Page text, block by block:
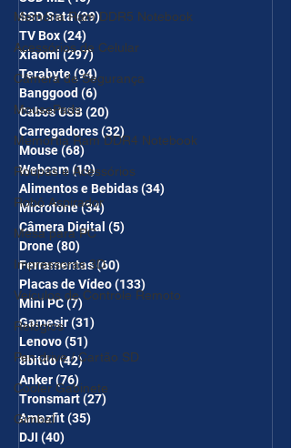
Memória Ram DDR5 Notebook
Acessórios de Celular
Câmera de Segurança
MousePads
Memórtia Ram DDR4 Notebook
Roupas e Acessórios
Robô Aspirador
Mesa para PC
Impressoras 3D
Veículos de Controle Remoto
Relógios
Pen drive / Cartão SD
Cooler Gabinete
Gimbal
SSD Sata(29)29 posts
TV Box(24)
Xiaomi (297) 297 posts
Terabyte(94)94 posts
Banggood (6)
Cabos USB(20)
Carregadores(32)
Mouse(68)
Webcam(10)10 posts
Alimentos e Bebidas(34)
Microfone(34)
Câmera Digital (5)
Drone(80)
Ferramentas(60)
Placas de Vídeo(133)
Mini PC(7)7 posts
Gamesir(31)
Lenovo(51)
8bitdo(42)42 posts
Anker(76)76 posts
Tronsmart(27)
Amazfit(35)
DJI (40)